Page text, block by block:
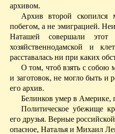
архивом.
Архив второй скопился
побегом, а не эмиграцией.
Наташей совершали
хозяйственнодамской и
расставалась ни при каких
О том, чтоб взять с собою
и заготовок, не могло быть и
его архив.
Белинков умер в Америке,
Политическое убежище
его друзья. Верные
опасное, Наталья и Михаил